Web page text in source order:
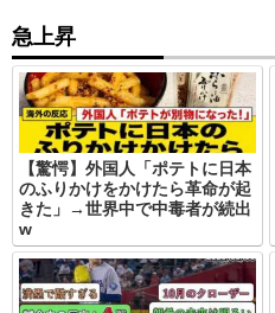
急上昇
【驚愕】外国人「ポテトに日本
のふりかけをかけたら革命が起
きた」→世界中で中毒者が続出
w